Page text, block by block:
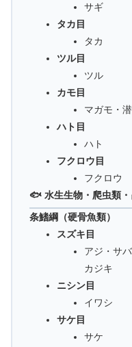
サギ
タカ目
タカ
ツル目
ツル
カモ目
マガモ・
ハト目
ハト
フクロウ目
フクロウ
🐟 水生生物・爬虫類・
条鰭綱（硬骨魚類）
スズキ目
アジ・サ
カジキ
ニシン目
イワシ
サケ目
サケ